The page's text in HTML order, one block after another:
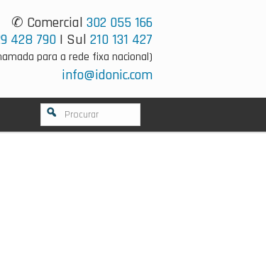
✆ Comercial 302 055 166
428 790 | Sul 210 131 427
para a rede fixa nacional)
info@idonic.com